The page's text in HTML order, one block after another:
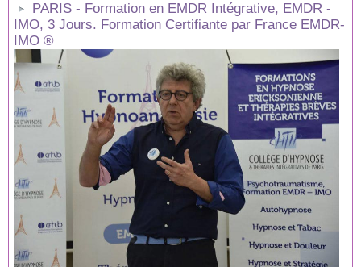
PARIS - Formation en EMDR Intégrative, EMDR -
IMO, 3 Jours. Formation Certifiante par France EMDR-
IMO ®